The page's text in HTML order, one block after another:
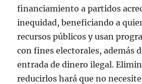
financiamiento a partidos
inequidad, beneficiando a
recursos públicos y usan
con fines electorales, además
entrada de dinero ilegal.
reducirlos hará que no